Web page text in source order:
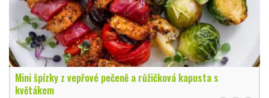
Mini špízky z vepřové pečeně a růžičková kapusta s
květákem